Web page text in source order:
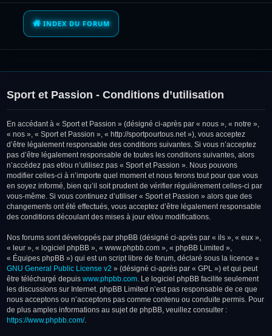
INDEX DU FORUM
Sport et Passion - Conditions d’utilisation
En accédant à « Sport et Passion » (désigné ci-après par « nous », « notre »,
« nos », « Sport et Passion », « http://sportpourtous.net »), vous acceptez
d’être légalement responsable des conditions suivantes. Si vous n’acceptez
pas d’être légalement responsable de toutes les conditions suivantes, alors
n’accédez pas et/ou n’utilisez pas « Sport et Passion ». Nous pouvons
modifier celles-ci à n’importe quel moment et nous ferons tout pour que vous
en soyez informé, bien qu’il soit prudent de vérifier régulièrement celles-ci par
vous-même. Si vous continuez d’utiliser « Sport et Passion » alors que des
changements ont été effectués, vous acceptez d’être légalement responsable
des conditions découlant des mises à jour et/ou modifications.
Nos forums sont développés par phpBB (désigné ci-après par « ils », « eux »,
« leur », « logiciel phpBB », « www.phpbb.com », « phpBB Limited »,
« Équipes phpBB ») qui est un script libre de forum, déclaré sous la licence «
GNU General Public License v2 » (désigné ci-après par « GPL ») et qui peut
être téléchargé depuis www.phpbb.com. Le logiciel phpBB facilite seulement
les discussions sur Internet. phpBB Limited n’est pas responsable de ce que
nous acceptons ou n’acceptons pas comme contenu ou conduite permis. Pour
de plus amples informations au sujet de phpBB, veuillez consulter :
https://www.phpbb.com/.